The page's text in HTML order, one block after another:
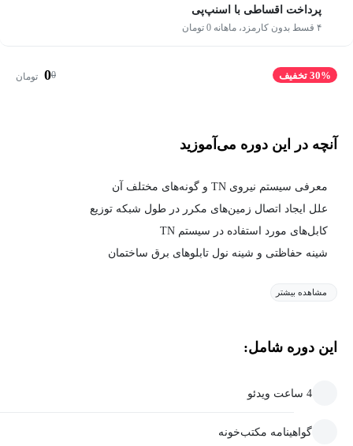
پرداخت اقساطی با اسنپ‌پی
۴ قسط بدون کارمزد، ماهانه 0 تومان
30% تخفیف 0
0 تومان
آنچه در این دوره می‌آموزید
معرفی سیستم نیروی TN و گونه‌های مختلف آن
علل ایجاد اتصال زمین‌های مکرر در طول شبکه توزیع
کابل‌های مورد استفاده در سیستم TN
شینه حفاظتی و شینه نول تابلوهای برق ساختمان
مشاهده بیشتر
این دوره شامل:
4 ساعت ویدئو
گواهینامه مکتب‌خونه